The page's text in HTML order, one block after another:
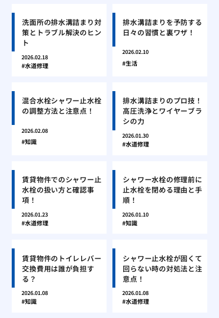
洗面所の排水溝詰まり対
策とトラブル解決のヒン
ト
2026.02.18
水道修理
排水溝詰まりを予防する
日々の習慣と裏ワザ！
2026.02.10
生活
混合水栓シャワー止水栓
の調整方法と注意点！
2026.02.08
知識
排水溝詰まりのプロ技！
高圧洗浄とワイヤーブラ
シの力
2026.01.30
水道修理
賃貸物件でのシャワー止
水栓の扱い方と確認事
項！
2026.01.23
水道修理
シャワー水栓の修理前に
止水栓を閉める理由と手
順！
2026.01.10
知識
賃貸物件のトイレレバー
交換費用は誰が負担す
る？
2026.01.08
知識
シャワー止水栓が固くて
回らない時の対処法と注
意点！
2026.01.08
水道修理